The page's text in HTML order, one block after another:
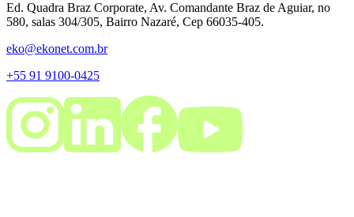
Ed. Quadra Braz Corporate, Av. Comandante Braz de Aguiar, no
580, salas 304/305, Bairro Nazaré, Cep 66035-405.
eko@ekonet.com.br
+55 91 9100-0425